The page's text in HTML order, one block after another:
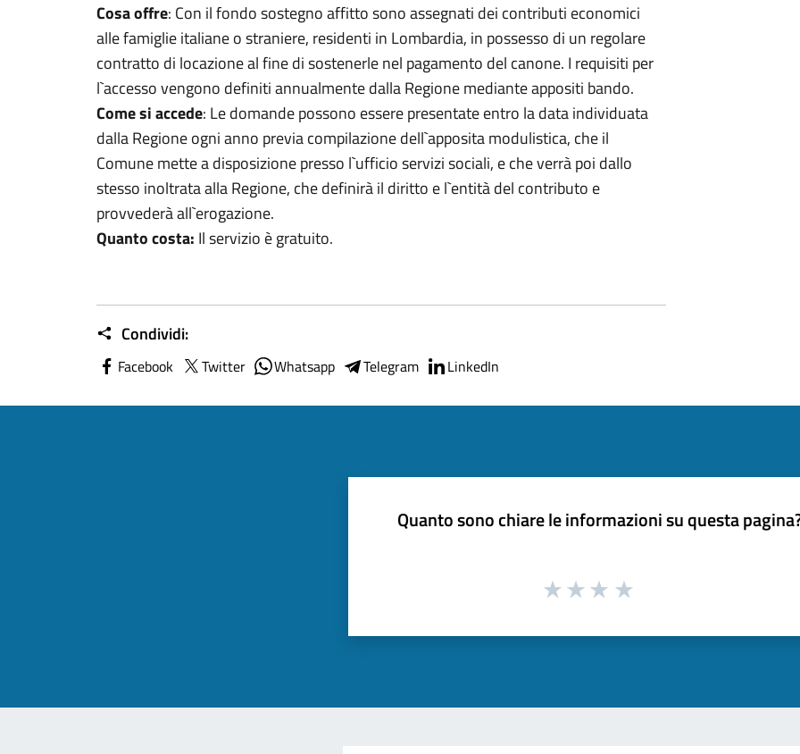
Cosa offre: Con il fondo sostegno affitto sono assegnati dei contributi economici
alle famiglie italiane o straniere, residenti in Lombardia, in possesso di un regolare
contratto di locazione al fine di sostenerle nel pagamento del canone. I requisiti per
l`accesso vengono definiti annualmente dalla Regione mediante appositi bando.
Come si accede: Le domande possono essere presentate entro la data individuata
dalla Regione ogni anno previa compilazione dell`apposita modulistica, che il
Comune mette a disposizione presso l`ufficio servizi sociali, e che verrà poi dallo
stesso inoltrata alla Regione, che definirà il diritto e l`entità del contributo e
provvederà all`erogazione.
Quanto costa: Il servizio è gratuito.
Condividi:
Facebook Twitter Whatsapp Telegram LinkedIn
Quanto sono chiare le informazioni su questa